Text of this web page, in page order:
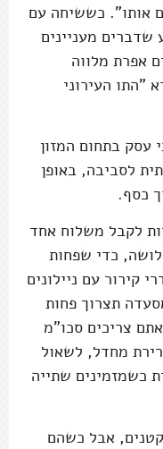
אותו". כששיחה עם
שדברים מעניינים
אפרת מלווה
"התו העירוני
עסק בתחום המזון
לסביבה, באופן
כסף.
לקבל משלוח אחד
כדי שפחות
קירור עם ניילונים
תצרוך פחות
צריכים סכו"מ
מחדל, לשאול
כשמזמינים שתייה
אבל כשהם